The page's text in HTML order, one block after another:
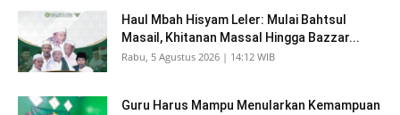
Haul Mbah Hisyam Leler: Mulai Bahtsul
Masail, Khitanan Massal Hingga Bazzar...
Rabu, 5 Agustus 2026 | 14:12 WIB
Guru Harus Mampu Menularkan Kemampuan